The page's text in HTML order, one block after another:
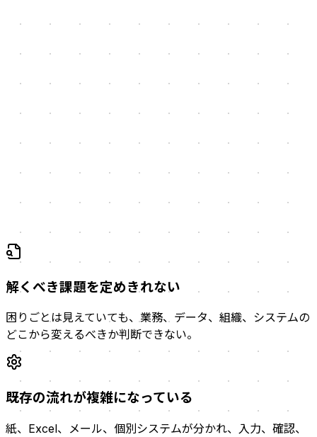
承認の責任が見えにくい。
提案や見積もりを評価できない
新しいツールや開発案が、自社の課題と運用に本当に合うの
解くべき課題を定めきれない
困りごとは見えていても、業務、データ、組織、システムの
どこから変えるべきか判断できない。
既存の流れが複雑になっている
紙、Excel、メール、個別システムが分かれ、入力、確認、